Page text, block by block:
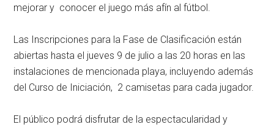
mejorar y conocer el juego más afín al fútbol.
Las Inscripciones para la Fase de Clasificación están
abiertas hasta el jueves 9 de julio a las 20 horas en las
instalaciones de mencionada playa, incluyendo además
del Curso de Iniciación, 2 camisetas para cada jugador.
El público podrá disfrutar de la espectacularidad y